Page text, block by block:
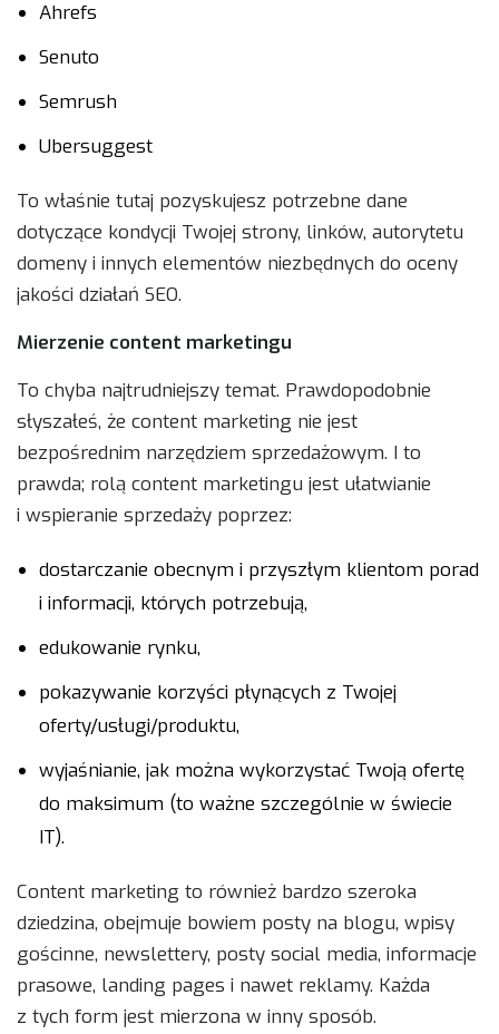
Ahrefs
Senuto
Semrush
Ubersuggest
To właśnie tutaj pozyskujesz potrzebne dane
dotyczące kondycji Twojej strony, linków, autorytetu
domeny i innych elementów niezbędnych do oceny
jakości działań SEO.
Mierzenie content marketingu
To chyba najtrudniejszy temat. Prawdopodobnie
słyszałeś, że content marketing nie jest
bezpośrednim narzędziem sprzedażowym. I to
prawda; rolą content marketingu jest ułatwianie
i wspieranie sprzedaży poprzez:
dostarczanie obecnym i przyszłym klientom porad
i informacji, których potrzebują,
edukowanie rynku,
pokazywanie korzyści płynących z Twojej
oferty/usługi/produktu,
wyjaśnianie, jak można wykorzystać Twoją ofertę
do maksimum (to ważne szczególnie w świecie
IT).
Content marketing to również bardzo szeroka
dziedzina, obejmuje bowiem posty na blogu, wpisy
gościnne, newslettery, posty social media, informacje
prasowe, landing pages i nawet reklamy. Każda
z tych form jest mierzona w inny sposób.